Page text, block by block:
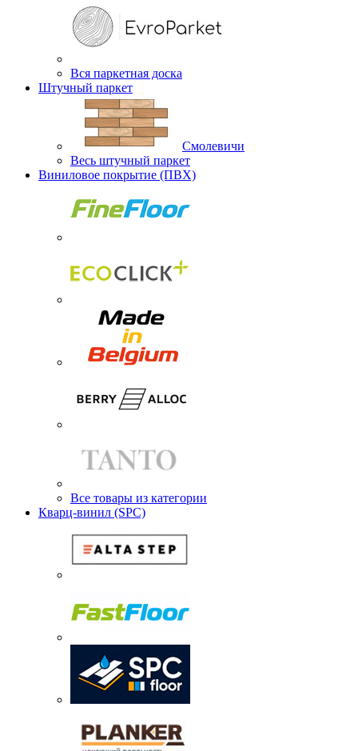
Вся паркетная доска
Штучный паркет
Смолевичи
Весь штучный паркет
Виниловое покрытие (ПВХ)
Все товары из категории
Кварц-винил (SPC)